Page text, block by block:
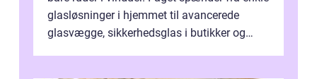
glasløsninger i hjemmet til avancerede
glasvægge, sikkerhedsglas i butikker og